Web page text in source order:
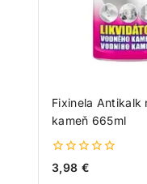
Fixinela Antikalk
kameň 665ml
0
z
3,98 €